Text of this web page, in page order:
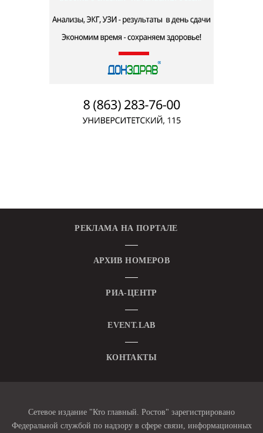
РЕКЛАМА НА ПОРТАЛЕ
АРХИВ НОМЕРОВ
РИА-ЦЕНТР
EVENT.LAB
КОНТАКТЫ
Сетевое издание "Кто главный. Ростов" зарегистрировано
Федеральной службой по надзору в сфере связи, информационных